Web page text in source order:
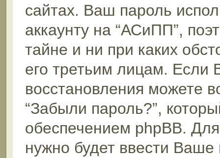
сайтах. Ваш пароль
аккаунту на “АСиПП”,
тайне и ни при каких
его третьим лицам. Если
восстановления можете
“Забыли пароль?”,
обеспечением phpBB.
нужно будет ввести